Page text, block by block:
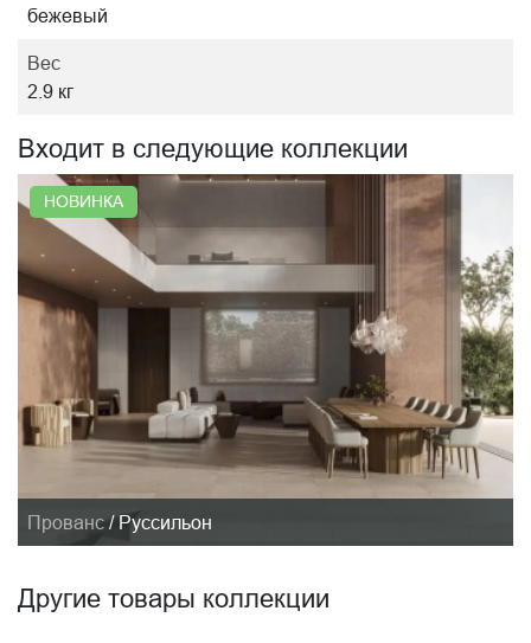
бежевый
Вес
2.9 кг
Входит в следующие коллекции
НОВИНКА
Прованс / Руссильон
Другие товары коллекции